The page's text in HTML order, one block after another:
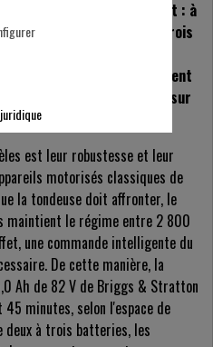
sans gaz d'échappement : à
partir de mars 2020, trois
éprouvées sont également
proposées en versions sur
est leur robustesse et leur
motorisés classiques de
la tondeuse doit affronter, le
maintient le régime entre 2 800
une commande intelligente du
De cette manière, la
Ah de 82 V de Briggs & Stratton
minutes, selon l'espace de
deux à trois batteries, les